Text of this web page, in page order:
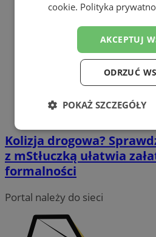
Kolizja drogowa?
z mStłuczką ułatwia
formalności
Portal należy do sieci
cookie. Polityka
AKCEPTUJ
ODRZUĆ
POKAŻ SZCZEGÓŁY
Niezbędne
Funkcjonalność